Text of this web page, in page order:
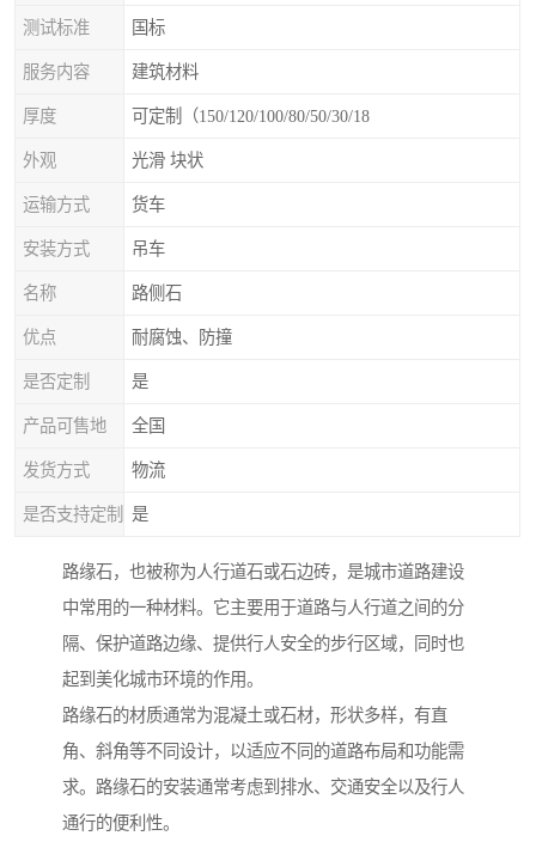
测试标准 国标
服务内容 建筑材料
厚度 可定制（150/120/100/80/50/30/18
外观 光滑 块状
运输方式 货车
安装方式 吊车
名称 路侧石
优点 耐腐蚀、防撞
是否定制 是
产品可售地 全国
发货方式 物流
是否支持定制 是
路缘石，也被称为人行道石或石边砖，是城市道路建设
中常用的一种材料。它主要用于道路与人行道之间的分
隔、保护道路边缘、提供行人安全的步行区域，同时也
起到美化城市环境的作用。
路缘石的材质通常为混凝土或石材，形状多样，有直
角、斜角等不同设计，以适应不同的道路布局和功能需
求。路缘石的安装通常考虑到排水、交通安全以及行人
通行的便利性。